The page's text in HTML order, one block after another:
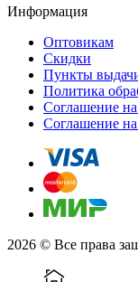
Информация
Оптовикам
Скидки
Пункты
Политика
Соглашение
Соглашение
2026 © Все права